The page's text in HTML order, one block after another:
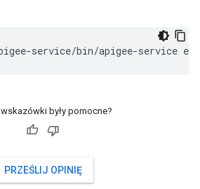
service/bin/apigee-service
wskazówki były pomocne?
PRZEŚLIJ OPINIĘ